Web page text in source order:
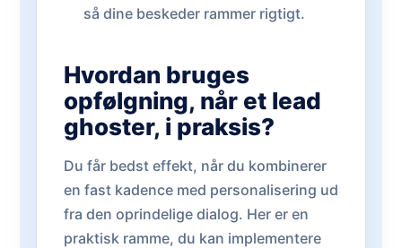
så dine beskeder rammer rigtigt.
Hvordan bruges
opfølgning, når et lead
ghoster, i praksis?
Du får bedst effekt, når du kombinerer
en fast kadence med personalisering ud
fra den oprindelige dialog. Her er en
praktisk ramme, du kan implementere